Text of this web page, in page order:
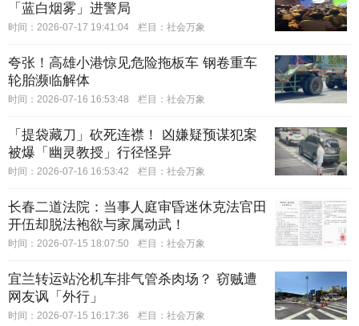
「蓝白烟雾」进警局
时间：2026-07-17 19:41:04 栏目： 社会万象
夸张！高雄小港惊见危险拖板车 钢卷重车
轮胎濒临解体
时间：2026-07-16 16:53:48 栏目： 社会万象
「提袋藏刀」砍死连襟！ 凶嫌疑预谋犯案
被爆「幽灵教授」行径怪异
时间：2026-07-16 16:53:42 栏目： 社会万象
长春二道法院：当事人庭审昏迷休克法官田
开伍却脱法袍欲与家属动武！
时间：2026-07-15 18:07:50 栏目： 社会万象
宜兰转运站沦机车排气管杀肉场？ 窃贼遭
网友讽「外行」
时间：2026-07-15 16:17:36 栏目： 社会万象